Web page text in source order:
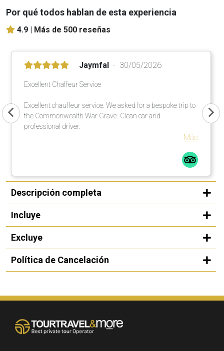
Por qué todos hablan de esta experiencia
4.9 | Más de 500 reseñas
Jaymfal 30/05/2026
Excellent Chaffeur Service
Excellent chauffeur service. We asked for a bespoke trip to
the Commonwealth War Grave. Clean car and
professional driver.
Más
Descripción completa
Incluye
Excluye
Política de Cancelación